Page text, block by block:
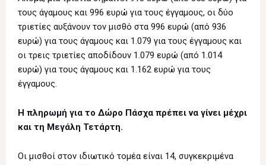
τους άγαμους και 996 ευρώ για τους έγγαμους, οι δύο
τριετίες αυξάνουν τον μισθό στα 996 ευρώ (από 936
ευρώ) για τους άγαμους και 1.079 για τους έγγαμους και
οι τρεις τριετίες αποδίδουν 1.079 ευρώ (από 1.014
ευρώ) για τους άγαμους και 1.162 ευρώ για τους
έγγαμους.
Η πληρωμή για το Δώρο Πάσχα πρέπει να γίνει μέχρι
και τη Μεγάλη Τετάρτη.
Οι μισθοί στον ιδιωτικό τομέα είναι 14, συγκεκριμένα